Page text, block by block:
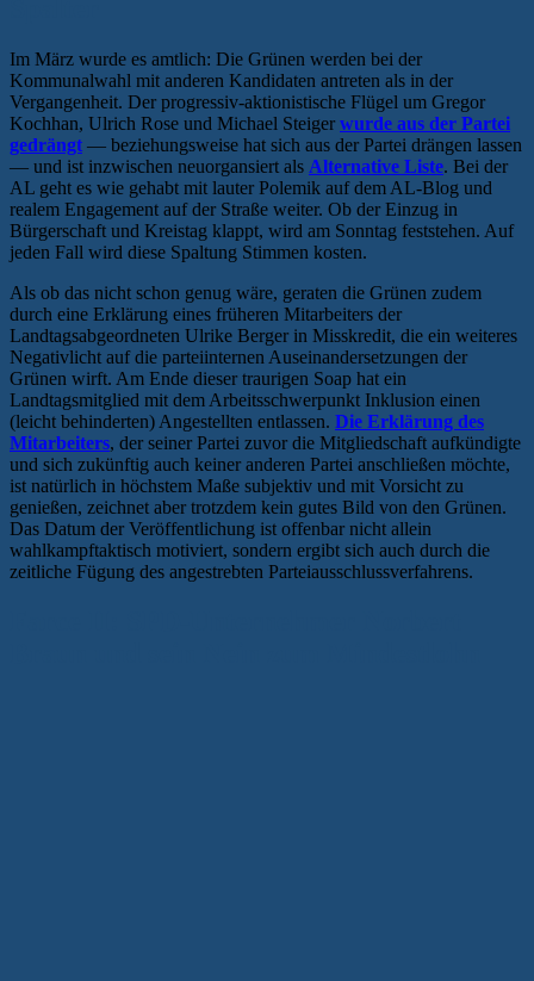
Im März wurde es amtlich: Die Grünen werden bei der
Kommunalwahl mit anderen Kandidaten antreten als in der
Vergangenheit. Der progressiv-aktionistische Flügel um Gregor
Kochhan, Ulrich Rose und Michael Steiger wurde aus der Partei
gedrängt — beziehungsweise hat sich aus der Partei drängen lassen
— und ist inzwischen neuorgansiert als Alternative Liste. Bei der
AL geht es wie gehabt mit lauter Polemik auf dem AL-Blog und
realem Engagement auf der Straße weiter. Ob der Einzug in
Bürgerschaft und Kreistag klappt, wird am Sonntag feststehen. Auf
jeden Fall wird diese Spaltung Stimmen kosten.
Als ob das nicht schon genug wäre, geraten die Grünen zudem
durch eine Erklärung eines früheren Mitarbeiters der
Landtagsabgeordneten Ulrike Berger in Misskredit, die ein weiteres
Negativlicht auf die parteiinternen Auseinandersetzungen der
Grünen wirft. Am Ende dieser traurigen Soap hat ein
Landtagsmitglied mit dem Arbeitsschwerpunkt Inklusion einen
(leicht behinderten) Angestellten entlassen. Die Erklärung des
Mitarbeiters, der seiner Partei zuvor die Mitgliedschaft aufkündigte
und sich zukünftig auch keiner anderen Partei anschließen möchte,
ist natürlich in höchstem Maße subjektiv und mit Vorsicht zu
genießen, zeichnet aber trotzdem kein gutes Bild von den Grünen.
Das Datum der Veröffentlichung ist offenbar nicht allein
wahlkampftaktisch motiviert, sondern ergibt sich auch durch die
zeitliche Fügung des angestrebten Parteiausschlussverfahrens.